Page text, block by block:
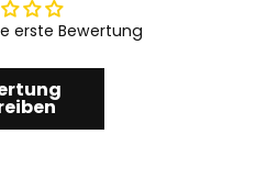
erste Bewertung